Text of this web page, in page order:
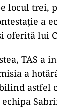
locul trei,
a
oferită lui
TAS
a
astfel